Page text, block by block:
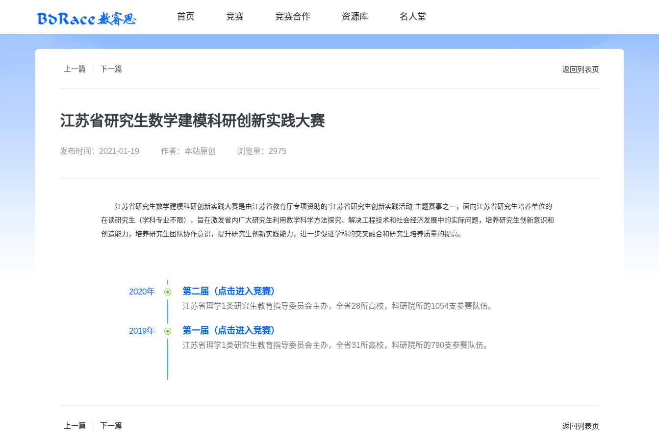
首页 竞赛 竞赛合作 资源库 名人堂
上一篇 下一篇 返回列表页
江苏省研究生数学建模科研创新实践大赛
发布时间：2021-01-19 作者：本站原创 浏览量：2975
江苏省研究生数学建模科研创新实践大赛是由江苏省教育厅专项资助的“江苏省研究生创新实践活动”主题赛事之一，面向江苏省研究生培养单位的
在读研究生（学科专业不限），旨在激发省内广大研究生利用数学科学方法探究、解决工程技术和社会经济发展中的实际问题，培养研究生创新意识和
创造能力，培养研究生团队协作意识，提升研究生创新实践能力，进一步促进学科的交叉融合和研究生培养质量的提高。
2020年 第二届（点击进入竞赛）
江苏省理学1类研究生教育指导委员会主办，全省28所高校，科研院所的1054支参赛队伍。
2019年 第一届（点击进入竞赛）
江苏省理学1类研究生教育指导委员会主办，全省31所高校，科研院所的790支参赛队伍。
上一篇 下一篇 返回列表页